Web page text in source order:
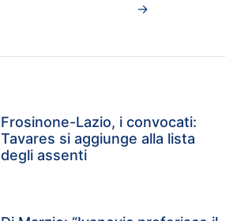
→
Frosinone-Lazio, i convocati:
Tavares si aggiunge alla lista
degli assenti